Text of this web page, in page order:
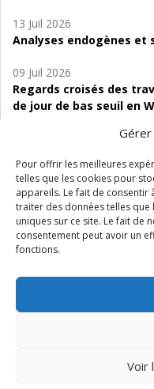
Pour offrir les meilleures
telles que les cookies pour
appareils. Le fait de consentir
traiter des données telles
uniques sur ce site. Le fait de
consentement peut avoir un
fonctions.
Voir
13 Juil 2026
Analyses endogènes et
09 Juil 2026
Regards croisés des
de jour de bas seuil en
Étude d’évaluabilité
d’accompagnement à
01 Juil 2026
Pénurie du personnel
d’offre de soins pour